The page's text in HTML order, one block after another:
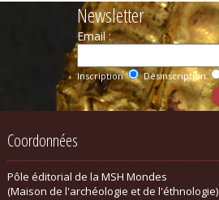
Newsletter
Email :
Inscription Désinscription
Coordonnées
Pôle éditorial de la MSH Mondes
(Maison de l'archéologie et de l'éthnologie)